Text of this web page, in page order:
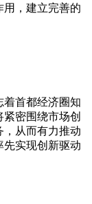
用，建立完善的
着首都经济圈知
密围绕市场创
，从而有力推动
先实现创新驱动